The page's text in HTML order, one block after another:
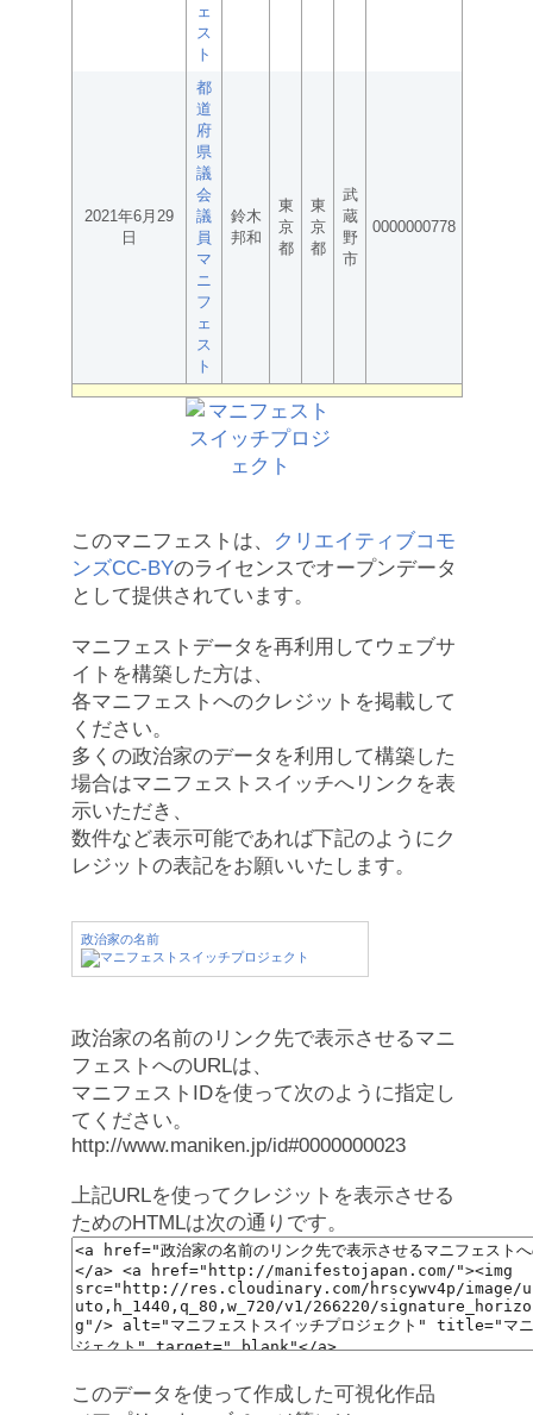
ェ
ス
ト
2021年6月29
日
都
道
府
県
議
会
議
員
マ
ニ
フ
ェ
ス
ト
鈴木
邦和
東
京
都
東
京
都
武
蔵
野
市
0000000778
このマニフェストは、
クリエイティブコモ
ンズCC-BYのライセンスでオープンデータ
として提供されています。
マニフェストデータを再利用してウェブサ
イトを構築した方は、
各マニフェストへのクレジットを掲載して
ください。
多くの政治家のデータを利用して構築した
場合はマニフェストスイッチへリンクを表
示いただき、
数件など表示可能であれば下記のようにク
レジットの表記をお願いいたします。
政治家の名前
政治家の名前のリンク先で表示させるマニ
フェストへのURLは、
マニフェストIDを使って次のように指定し
てください。
http://www.maniken.jp/id#0000000023
上記URLを使ってクレジットを表示させる
ためのHTMLは次の通りです。
このデータを使って作成した可視化作品